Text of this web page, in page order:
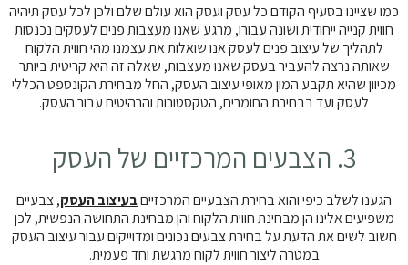
כמו שציינו בסעיף הקודם כל עסק ועסק הוא עולם שלם ולכן לכל עסק תיהיה
חווית קנייה ייחודית ושונה עבורו, מרגע שאנו מעצבות פנים לעסקים נכנסות
לתהליך של עיצוב פנים לעסק אנו שואלות את עצמנו מהי חווית הלקוח
שאותה נרצה להעביר בעסק שאנו מעצבות, שאלה זה היא קריטית ביותר
מכיוון שהיא תקבע המון מאופי עיצוב העסק, החל מבחירת הקונספט הכללי
לעסק ועד בבחירת החומרים, הטקסטורות והרהיטים עבור העסק.
3. הצבעים המרכזיים של העסק
הגענו לשלב כיפי והוא בחירת הצבעיים המרכזייםבעיצוב העסק, צבעיים
משפיעים אלינו הן מבחינת חווית הלקוח והן מבחינת התחושה הנפשית, לכן
חשוב לשים את הדעת על בחירת צבעים נכונים ומדוייקים עבור עיצוב העסק
במטרה ליצור חווית לקוח מרגשת וחד פעמית.